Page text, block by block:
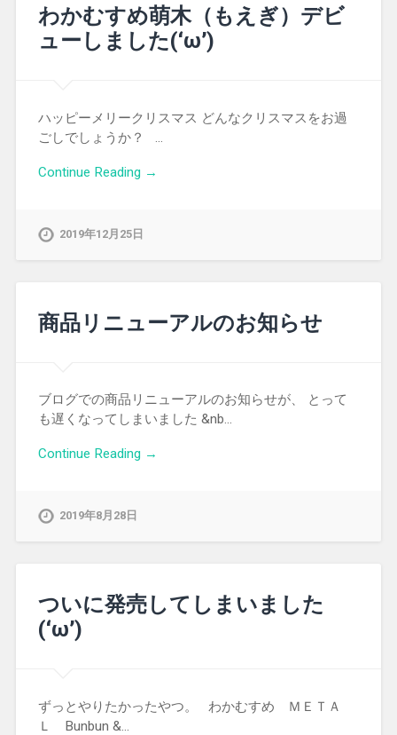
わかむすめ萌木（もえぎ）デビ
ューしました(‘ω’)
ハッピーメリークリスマス どんなクリスマスをお過
ごしでしょうか？ …
Continue Reading →
2019年12月25日
商品リニューアルのお知らせ
ブログでの商品リニューアルのお知らせが、 とって
も遅くなってしまいました &nb…
Continue Reading →
2019年8月28日
ついに発売してしまいました
(‘ω’)
ずっとやりたかったやつ。 わかむすめ ＭＥＴＡ
Ｌ Bunbun &…